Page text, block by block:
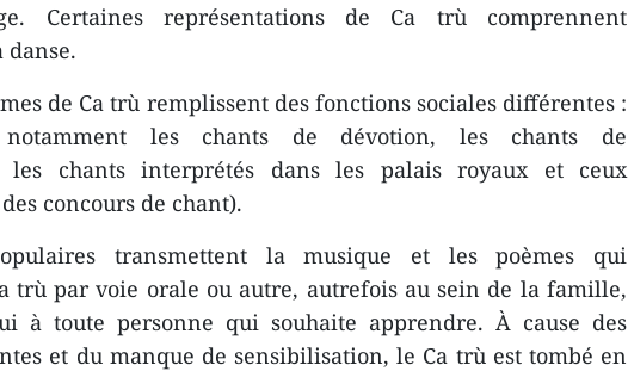
Certaines représentations de Ca trù comprennent
danse.
de Ca trù remplissent des fonctions sociales différentes :
les chants de dévotion, les chants de
les chants interprétés dans les palais royaux et ceux
concours de chant).
transmettent la musique et les poèmes qui
trù par ​voie orale ou autre, autrefois au sein de la famille,
à toute personne qui souhaite apprendre. À cause des
et du manque de sensibilisation, le Ca trù est tombé en